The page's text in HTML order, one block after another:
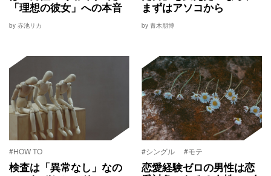
「理想の彼女」への本音
by 赤池リカ
まずはアソコから
by 青木朋博
#HOW TO
検査は「異常なし」なの
#シングル #モテ
恋愛経験ゼロの男性は恋